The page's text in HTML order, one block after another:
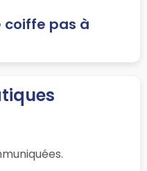
coiffe pas à